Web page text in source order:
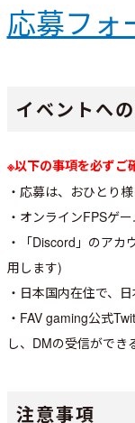
応募フォ
イベントへ
※以下の事項を必ずご
・応募は、おひとり
・オンラインFPSゲ
・「Discord」のアカ
用します)
・日本国内在住で、
・FAV gaming公式
し、DMの受信ができ
注意事項